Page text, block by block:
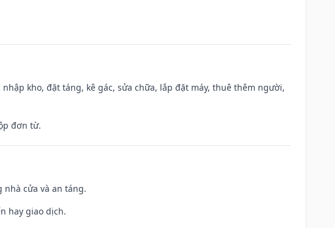
kho, đặt táng, kê gác, sửa chữa, lắp đặt máy, thuê thêm người,
đơn từ.
nhà cửa và an táng.
hay giao dịch.